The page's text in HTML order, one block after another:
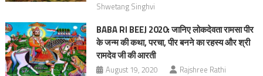
Shwetang Singhvi
BABA RI BEEJ 2020: जानिए लोकदेवता रामसा पीर
के जन्म की कथा, परचा, पीर बनने का रहस्य और श्री
रामदेव जी की आरती
August 19, 2020 Rajshree Rathi